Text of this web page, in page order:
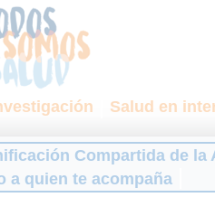
Salud en
Compartida de la
a quien te acompaña